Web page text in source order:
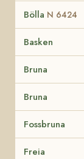
Bölla N 6424
Basken
Bruna
Bruna
Fossbruna
Freia